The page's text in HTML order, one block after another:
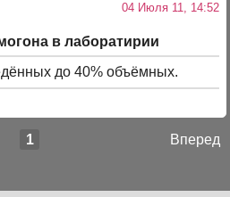
04 Июля 11, 14:52
в лаборатирии
до 40% объёмных.
Вперед
1